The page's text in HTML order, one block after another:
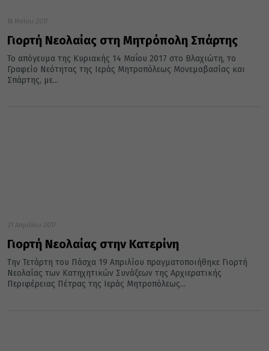
18 Μαΐου 2017
Γιορτή Νεολαίας στη Μητρόπολη Σπάρτης
Το απόγευμα της Κυριακής 14 Μαΐου 2017 στο Βλαχιώτη, το
Γραφείο Νεότητας της Ιεράς Μητροπόλεως Μονεμαβασίας και
Σπάρτης, με...
21 Απριλίου 2017
Γιορτή Νεολαίας στην Κατερίνη
Την Τετάρτη του Πάσχα 19 Απριλίου πραγματοποιήθηκε Γιορτή
Νεολαίας των Κατηχητικών Συνάξεων της Αρχιερατικής
Περιφέρειας Πέτρας της Ιεράς Μητροπόλεως...